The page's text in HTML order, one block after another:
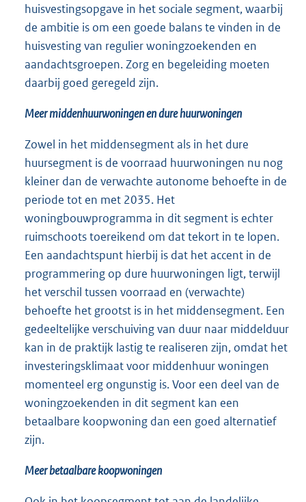
huisvestingsopgave in het sociale segment, waarbij
de ambitie is om een goede balans te vinden in de
huisvesting van regulier woningzoekenden en
aandachtsgroepen. Zorg en begeleiding moeten
daarbij goed geregeld zijn.
Meer middenhuurwoningen en dure huurwoningen
Zowel in het middensegment als in het dure
huursegment is de voorraad huurwoningen nu nog
kleiner dan de verwachte autonome behoefte in de
periode tot en met 2035. Het
woningbouwprogramma in dit segment is echter
ruimschoots toereikend om dat tekort in te lopen.
Een aandachtspunt hierbij is dat het accent in de
programmering op dure huurwoningen ligt, terwijl
het verschil tussen voorraad en (verwachte)
behoefte het grootst is in het middensegment. Een
gedeeltelijke verschuiving van duur naar middelduur
kan in de praktijk lastig te realiseren zijn, omdat het
investeringsklimaat voor middenhuur woningen
momenteel erg ongunstig is. Voor een deel van de
woningzoekenden in dit segment kan een
betaalbare koopwoning dan een goed alternatief
zijn.
Meer betaalbare koopwoningen